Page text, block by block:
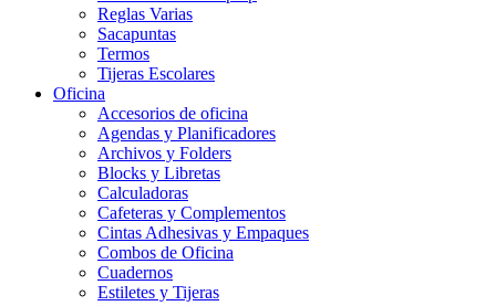
Reglas Varias
Sacapuntas
Termos
Tijeras Escolares
Oficina
Accesorios de oficina
Agendas y Planificadores
Archivos y Folders
Blocks y Libretas
Calculadoras
Cafeteras y Complementos
Cintas Adhesivas y Empaques
Combos de Oficina
Cuadernos
Estiletes y Tijeras